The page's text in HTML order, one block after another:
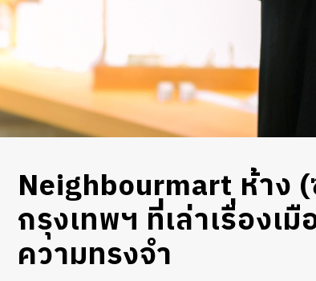
Neighbourmart ห้าง
กรุงเทพฯ ที่เล่าเรื่องเ
ความทรงจำ